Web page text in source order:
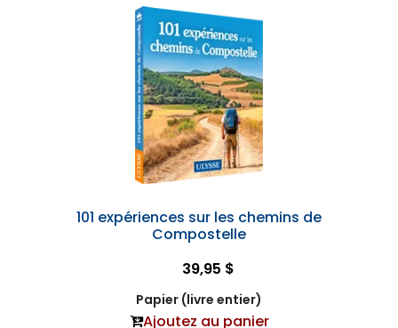
101 expériences sur les chemins de
Compostelle
39,95 $
Papier (livre entier)
Ajoutez au panier